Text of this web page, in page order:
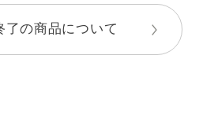
了の商品について